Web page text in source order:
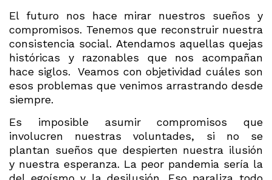
El futuro nos hace mirar nuestros sueños y
compromisos. Tenemos que reconstruir nuestra
consistencia social. Atendamos aquellas quejas
históricas y razonables que nos acompañan
hace siglos. Veamos con objetividad cuáles son
esos problemas que venimos arrastrando desde
siempre.
Es imposible asumir compromisos que
involucren nuestras voluntades, si no se
plantan sueños que despierten nuestra ilusión
y nuestra esperanza. La peor pandemia sería la